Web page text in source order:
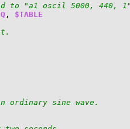
to "a1 oscil 5000, 440,
,
$TABLE
ordinary sine wave.